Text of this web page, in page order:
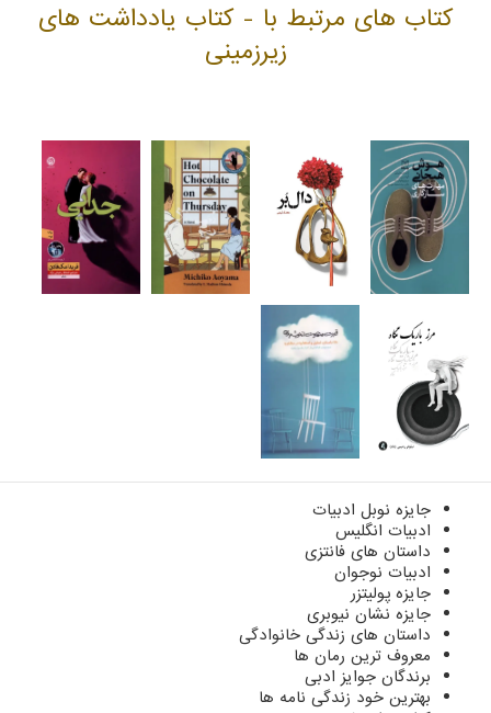
کتاب های مرتبط با - کتاب یادداشت های
زیرزمینی
جایزه نوبل ادبیات
ادبیات انگلیس
داستان های فانتزی
ادبیات نوجوان
جایزه پولیتزر
جایزه نشان نیوبری
داستان های زندگی خانوادگی
معروف ترین رمان ها
برندگان جوایز ادبی
بهترین خود زندگی نامه ها